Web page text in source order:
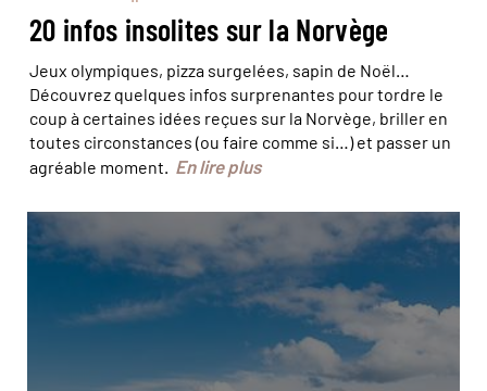
20 infos insolites sur la Norvège
Jeux olympiques, pizza surgelées, sapin de Noël…
Découvrez quelques infos surprenantes pour tordre le
coup à certaines idées reçues sur la Norvège, briller en
toutes circonstances (ou faire comme si…) et passer un
agréable moment.
En lire plus